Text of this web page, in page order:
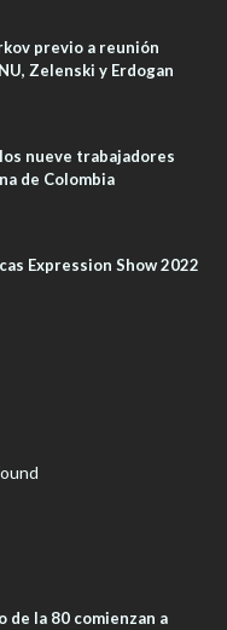
previo a reunión
Zelenski y Erdogan
nueve trabajadores
de Colombia
Expression Show 2022
la 80 comienzan a